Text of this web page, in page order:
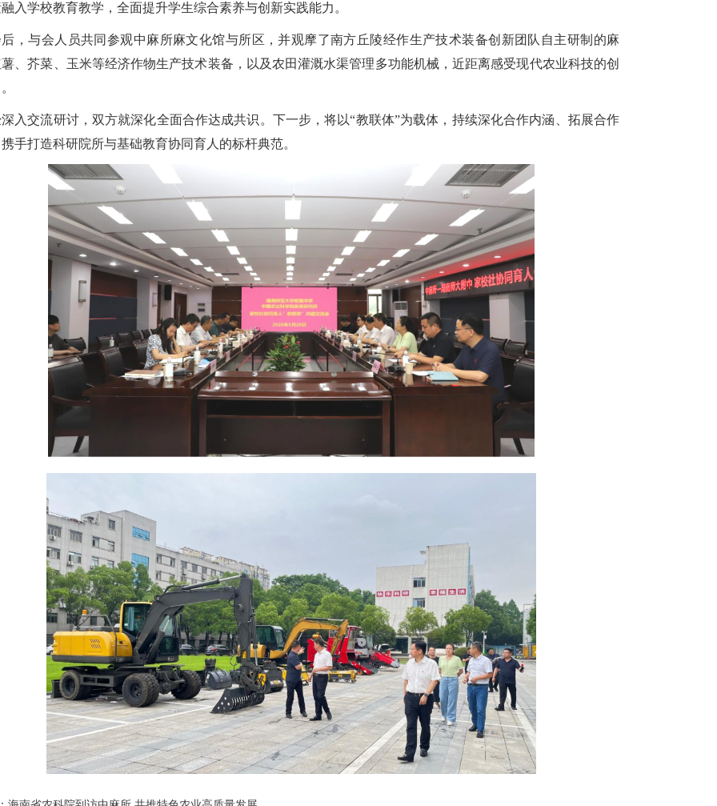
入学校教育教学，全面提升学生综合素养与创新实践能力。
，与会人员共同参观中麻所麻文化馆与所区，并观摩了南方丘陵经作生产技术装备创新团队自主研制的麻
、芥菜、玉米等经济作物生产技术装备，以及农田灌溉水渠管理多功能机械，近距离感受现代农业科技的创
入交流研讨，双方就深化全面合作达成共识。下一步，将以“教联体”为载体，持续深化合作内涵、拓展合作
手打造科研院所与基础教育协同育人的标杆典范。